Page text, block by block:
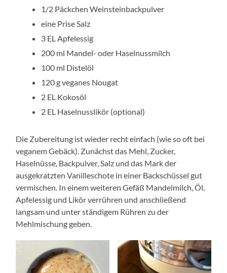
1/2 Päckchen Weinsteinbackpulver
eine Prise Salz
3 EL Apfelessig
200 ml Mandel- oder Haselnussmilch
100 ml Distelöl
120 g veganes Nougat
2 EL Kokosöl
2 EL Haselnusslikör (optional)
Die Zubereitung ist wieder recht einfach (wie so oft bei
veganem Gebäck). Zunächst das Mehl, Zucker,
Haselnüsse, Backpulver, Salz und das Mark der
ausgekratzten Vanilleschote in einer Backschüssel gut
vermischen. In einem weiteren Gefäß Mandelmilch, Öl,
Apfelessig und Likör verrühren und anschließend
langsam und unter ständigem Rühren zu der
Mehlmischung geben.